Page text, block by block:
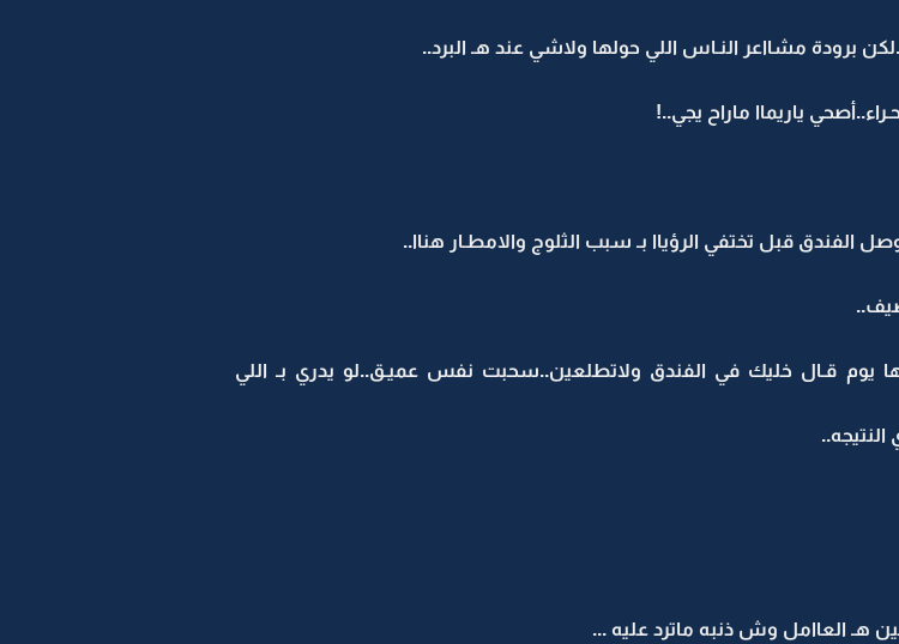
برودة مشااعر النـاس اللي حولها ولاشي عند هـ البرد..
ياريماا ماراح يجي..!
الفندق قبل تختفي الرؤياا بـ سبب الثلوج والامطـار هناا..
قـال خليك في الفندق ولاتطلعين..سحبت نفس عميـق..لو يدري بـ اللي
هـ العاامل وش ذنبه ماترد عليه ...